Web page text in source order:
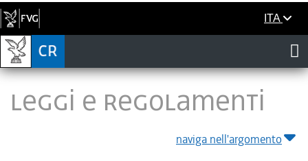
ITA
LEGGI E REGOLAMENTI
naviga nell'argomento